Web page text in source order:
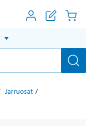
Jarruosat